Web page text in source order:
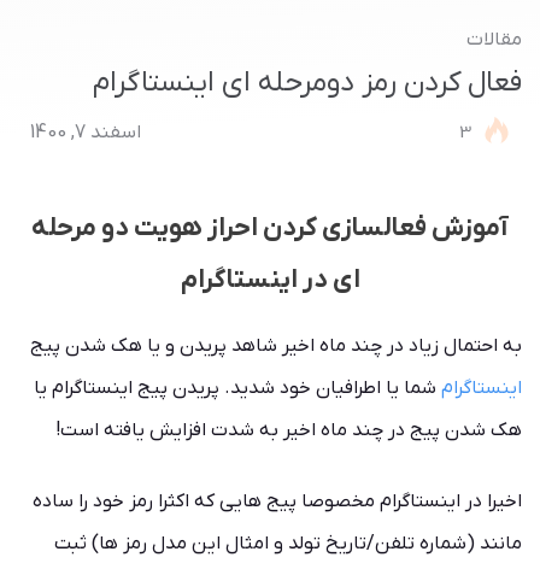
مقالات
فعال کردن رمز دومرحله ای اینستاگرام
3 اسفند 7, 1400
آموزش فعالسازی کردن احراز هویت دو مرحله
ای در اینستاگرام
به احتمال زیاد در چند ماه اخیر شاهد پریدن و یا هک شدن پیج
اینستاگرام شما یا اطرافیان خود شدید. پریدن پیج اینستاگرام یا
هک شدن پیج در چند ماه اخیر به شدت افزایش یافته است!
اخیرا در اینستاگرام مخصوصا پیج هایی که اکثرا رمز خود را ساده
مانند (شماره تلفن/تاریخ تولد و امثال این مدل رمز ها) ثبت